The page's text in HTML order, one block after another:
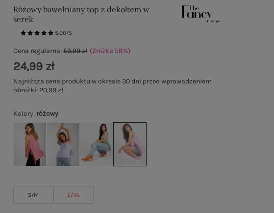
Różowy bawełniany top z dekoltem w
serek
5.00/5
Kolory: różowy
S/M L/XL
Cena regularna:59,99 zł (Zniżka 58%)
24,99 zł
Najniższa cena produktu w okresie 30 dni przed wprowadzeniem
obniżki: 20,99 zł